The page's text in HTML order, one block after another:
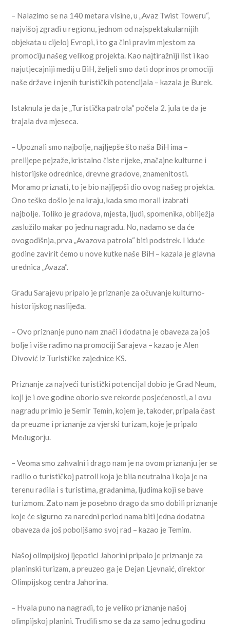
– Nalazimo se na 140 metara visine, u „Avaz Twist Toweru“,
najvišoj zgradi u regionu, jednom od najspektakularnijih
objekata u cijeloj Evropi, i to ga čini pravim mjestom za
promociju našeg velikog projekta. Kao najtiražniji list i kao
najutjecajniji medij u BiH, željeli smo dati doprinos promociji
naše države i njenih turističkih potencijala – kazala je Burek.
Istaknula je da je „Turistička patrola“ počela 2. jula te da je
trajala dva mjeseca.
– Upoznali smo najbolje, najljepše što naša BiH ima –
prelijepe pejzaže, kristalno čiste rijeke, značajne kulturne i
historijske odrednice, drevne gradove, znamenitosti.
Moramo priznati, to je bio najljepši dio ovog našeg projekta.
Ono teško došlo je na kraju, kada smo morali izabrati
najbolje. Toliko je gradova, mjesta, ljudi, spomenika, obilježja
zaslužilo makar po jednu nagradu. No, nadamo se da će
ovogodišnja, prva „Avazova patrola“ biti podstrek. I iduće
godine zavirit ćemo u nove kutke naše BiH – kazala je glavna
urednica „Avaza“.
Gradu Sarajevu pripalo je priznanje za očuvanje kulturno-
historijskog naslijeđa.
– Ovo priznanje puno nam znači i dodatna je obaveza za još
bolje i više radimo na promociji Sarajeva – kazao je Alen
Divović iz Turističke zajednice KS.
Priznanje za najveći turistički potencijal dobio je Grad Neum,
koji je i ove godine oborio sve rekorde posjećenosti, a i ovu
nagradu primio je Semir Temin, kojem je, također, pripala čast
da preuzme i priznanje za vjerski turizam, koje je pripalo
Međugorju.
– Veoma smo zahvalni i drago nam je na ovom priznanju jer se
radilo o turističkoj patroli koja je bila neutralna i koja je na
terenu radila i s turistima, građanima, ljudima koji se bave
turizmom. Zato nam je posebno drago da smo dobili priznanje
koje će sigurno za naredni period nama biti jedna dodatna
obaveza da još poboljšamo svoj rad – kazao je Temim.
Našoj olimpijskoj ljepotici Jahorini pripalo je priznanje za
planinski turizam, a preuzeo ga je Dejan Ljevnaić, direktor
Olimpijskog centra Jahorina.
– Hvala puno na nagradi, to je veliko priznanje našoj
olimpijskoj planini. Trudili smo se da za samo jednu godinu